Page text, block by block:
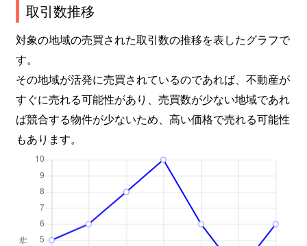
取引数推移
対象の地域の売買された取引数の推移を表したグラフで
す。
その地域が活発に売買されているのであれば、不動産が
すぐに売れる可能性があり、売買数が少ない地域であれ
ば競合する物件が少ないため、高い価格で売れる可能性
もあります。